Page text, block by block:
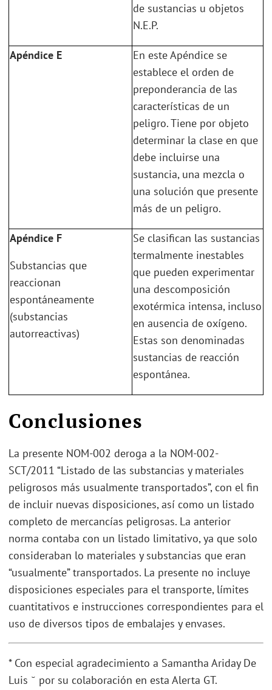
de sustancias u objetos
N.E.P.
Apéndice E
En este Apéndice se
establece el orden de
preponderancia de las
características de un
peligro. Tiene por objeto
determinar la clase en que
debe incluirse una
sustancia, una mezcla o
una solución que presente
más de un peligro.
Apéndice F
Substancias que
reaccionan
espontáneamente
(substancias
autorreactivas)
Se clasifican las sustancias
termalmente inestables
que pueden experimentar
una descomposición
exotérmica intensa, incluso
en ausencia de oxígeno.
Estas son denominadas
sustancias de reacción
espontánea.
.
Conclusiones
La presente NOM-002 deroga a la NOM-002-
SCT/2011 “Listado de las substancias y materiales
peligrosos más usualmente transportados”, con el fin
de incluir nuevas disposiciones, así como un listado
completo de mercancías peligrosas. La anterior
norma contaba con un listado limitativo, ya que solo
consideraban lo materiales y substancias que eran
“usualmente” transportados. La presente no incluye
disposiciones especiales para el transporte, límites
cuantitativos e instrucciones correspondientes para el
uso de diversos tipos de embalajes y envases.
* Con especial agradecimiento a Samantha Ariday De
Luis ˘ por su colaboración en esta Alerta GT.